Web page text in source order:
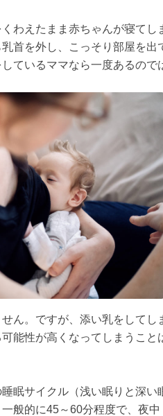
わえたまま赤ちゃんが寝てし
首を外し、こっそり部屋を出
ているママなら一度あるので
ん。ですが、添い乳をしてし
能性が高くなってしまうこと
眠サイクル（浅い眠りと深い
般的に45～60分程度で、夜中